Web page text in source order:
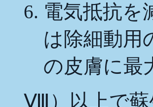
電気抵抗を
は除細動用
の皮膚に最
Ⅷ）以上で蘇